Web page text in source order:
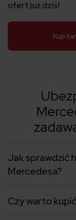
ofert już dziś!
Kup
Jak sprawdzić
Mercedesa?
Czy warto